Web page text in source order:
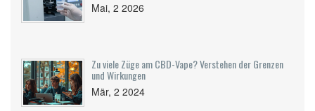
Mai, 2 2026
Zu viele Züge am CBD-Vape? Verstehen der Grenzen
und Wirkungen
Mär, 2 2024